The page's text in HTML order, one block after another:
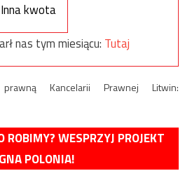
Inna kwota
nas tym miesiącu: Tutaj
Kancelarii Prawnej Litwin:
ROBIMY? WESPRZYJ PROJEKT
POLONIA!